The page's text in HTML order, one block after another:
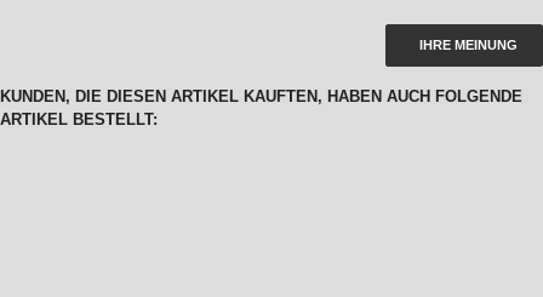
IHRE MEINUNG
KUNDEN, DIE DIESEN ARTIKEL KAUFTEN, HABEN AUCH FOLGENDE
ARTIKEL BESTELLT: